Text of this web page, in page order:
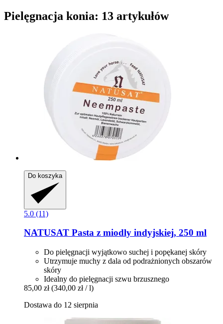
Pielęgnacja konia: 13 artykułów
Do koszyka
5.0 (11)
NATUSAT Pasta z miodly indyjskiej, 250 ml
Do pielęgnacji wyjątkowo suchej i popękanej skóry
Utrzymuje muchy z dala od podrażnionych obszarów
skóry
Idealny do pielęgnacji szwu brzusznego
85,00 zł (340,00 zł / l)
Dostawa do 12 sierpnia